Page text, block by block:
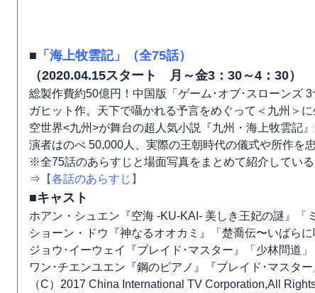
■ 「海上牧雲記」（全75話）
（2020.04.15スタート 月～金3：30～4：30）
総製作費約50億円！中国版「ゲーム･オブ･スローンズ
ガヒット作。天下で囁かれる予言をめぐって＜九州＞
空世界<九州>が舞台の超人気小説『九州・海上牧雲記
演者はのべ 50,000人、実際の王朝時代の儀式や所作を
※全75話のあらすじと場面写真をまとめて紹介している
⇒ 【各話のあらすじ】
■キャスト
ホアン・シュエン『空海 -KU-KAI- 美しき王妃の謎』「
ショーン・ドウ『神なるオオカミ』「楚喬伝〜いばらに
ジョウ･イーウェイ『ブレイド･マスター』「少林問道」
ワン･チエンユエン『鋼のピアノ』『ブレイド･マスター
（C）2017 China International TV Corporation,All